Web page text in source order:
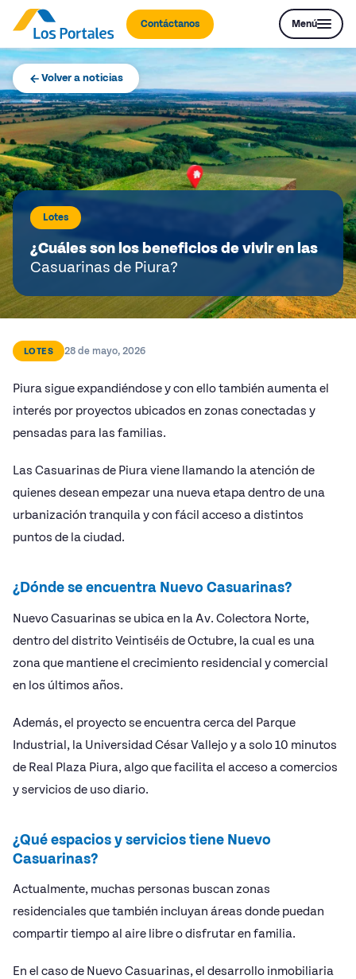
Contáctanos Menú
Volver a noticias
Lotes
¿Cuáles son los beneficios de vivir en las
Casuarinas de Piura?
LOTES 28 de mayo, 2026
Piura sigue expandiéndose y con ello también aumenta el
interés por proyectos ubicados en zonas conectadas y
pensadas para las familias.
Las Casuarinas de Piura viene llamando la atención de
quienes desean empezar una nueva etapa dentro de una
urbanización tranquila y con fácil acceso a distintos
puntos de la ciudad.
¿Dónde se encuentra Nuevo Casuarinas?
Nuevo Casuarinas se ubica en la Av. Colectora Norte,
dentro del distrito Veintiséis de Octubre, la cual es una
zona que mantiene el crecimiento residencial y comercial
en los últimos años.
Además, el proyecto se encuentra cerca del Parque
Industrial, la Universidad César Vallejo y a solo 10 minutos
de Real Plaza Piura, algo que facilita el acceso a comercios
y servicios de uso diario.
¿Qué espacios y servicios tiene Nuevo
Casuarinas?
Actualmente, muchas personas buscan zonas
residenciales que también incluyan áreas donde puedan
compartir tiempo al aire libre o disfrutar en familia.
En el caso de Nuevo Casuarinas, el desarrollo inmobiliaria